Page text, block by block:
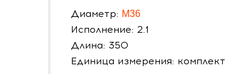
Диаметр: М36
Исполнение: 2.1
Длина: 350
Единица измерения: комплект